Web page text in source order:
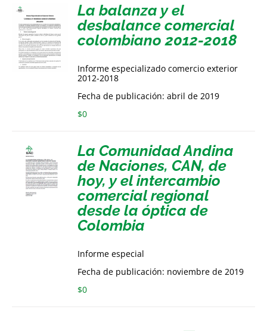
La balanza y el
desbalance comercial
colombiano 2012-2018
Informe especializado comercio exterior
2012-2018
Fecha de publicación: abril de 2019
$0
La Comunidad Andina
de Naciones, CAN, de
hoy, y el intercambio
comercial regional
desde la óptica de
Colombia
Informe especial
Fecha de publicación: noviembre de 2019
$0